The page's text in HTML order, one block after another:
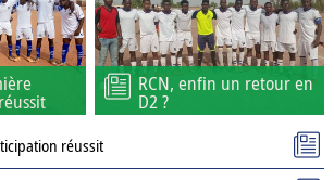
RCN, enfin un retour en
D2 ?
réussit